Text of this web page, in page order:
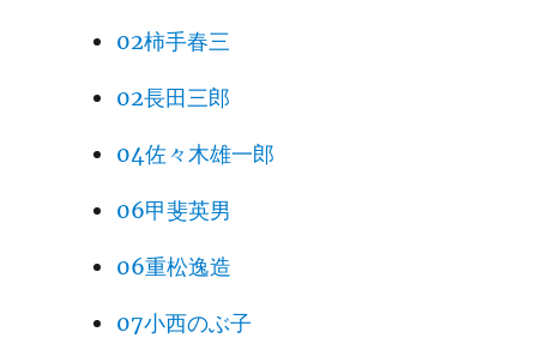
02柿手春三
02長田三郎
04佐々木雄一郎
06甲斐英男
06重松逸造
07小西のぶ子